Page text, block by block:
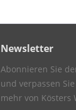
Newsletter
Abonnieren Sie
und verpassen
mehr von Kösters